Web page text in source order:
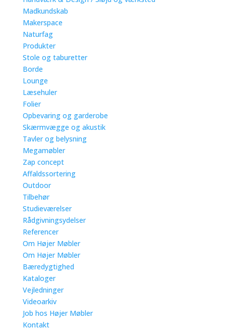
Madkundskab
Makerspace
Naturfag
Produkter
Stole og taburetter
Borde
Lounge
Læsehuler
Folier
Opbevaring og garderobe
Skærmvægge og akustik
Tavler og belysning
Megamøbler
Zap concept
Affaldssortering
Outdoor
Tilbehør
Studieværelser
Rådgivningsydelser
Referencer
Om Højer Møbler
Om Højer Møbler
Bæredygtighed
Kataloger
Vejledninger
Videoarkiv
Job hos Højer Møbler
Kontakt